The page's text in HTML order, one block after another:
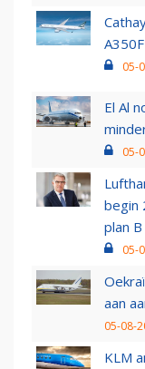
05-
El Al
05-
begin
plan B
05-
aan
05-08-
KLM